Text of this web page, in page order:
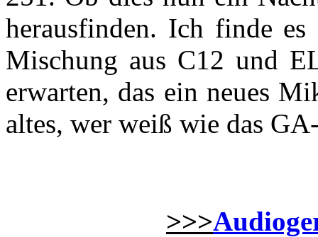
herausfinden. Ich finde
Mischung aus C12 und
erwarten, das ein neues
altes, wer weiß wie das
>>>